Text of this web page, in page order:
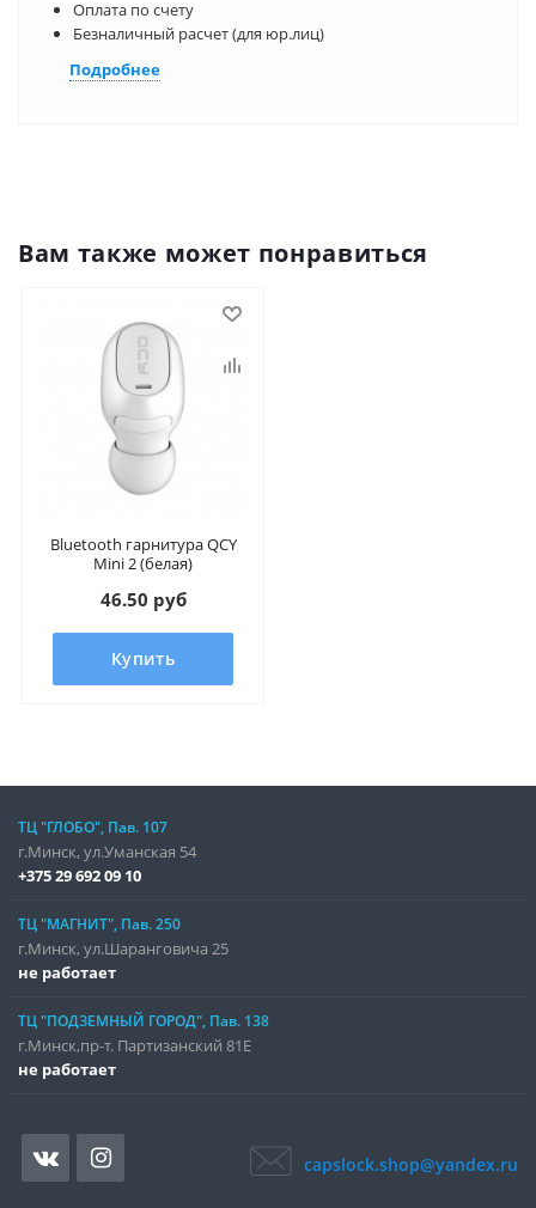
Оплата по счету
Безналичный расчет (для юр.лиц)
Подробнее
Вам также может понравиться
Bluetooth гарнитура QCY
Mini 2 (белая)
46.50 руб
Купить
ТЦ "ГЛОБО", Пав. 107
г.Минск, ул.Уманская 54
+375 29 692 09 10
ТЦ "МАГНИТ", Пав. 250
г.Минск, ул.Шаранговича 25
не работает
ТЦ "ПОДЗЕМНЫЙ ГОРОД", Пав. 138
г.Минск,пр-т. Партизанский 81Е
не работает
capslock.shop@yandex.ru